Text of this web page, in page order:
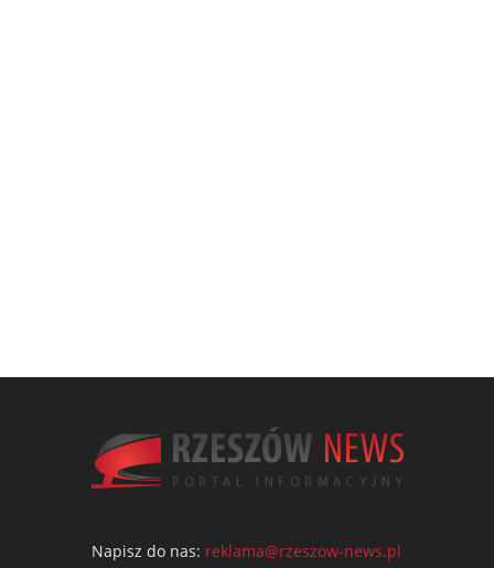
Napisz do nas: reklama@rzeszow-news.pl